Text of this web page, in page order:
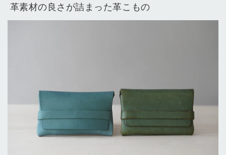
革素材の良さが詰まった革こもの